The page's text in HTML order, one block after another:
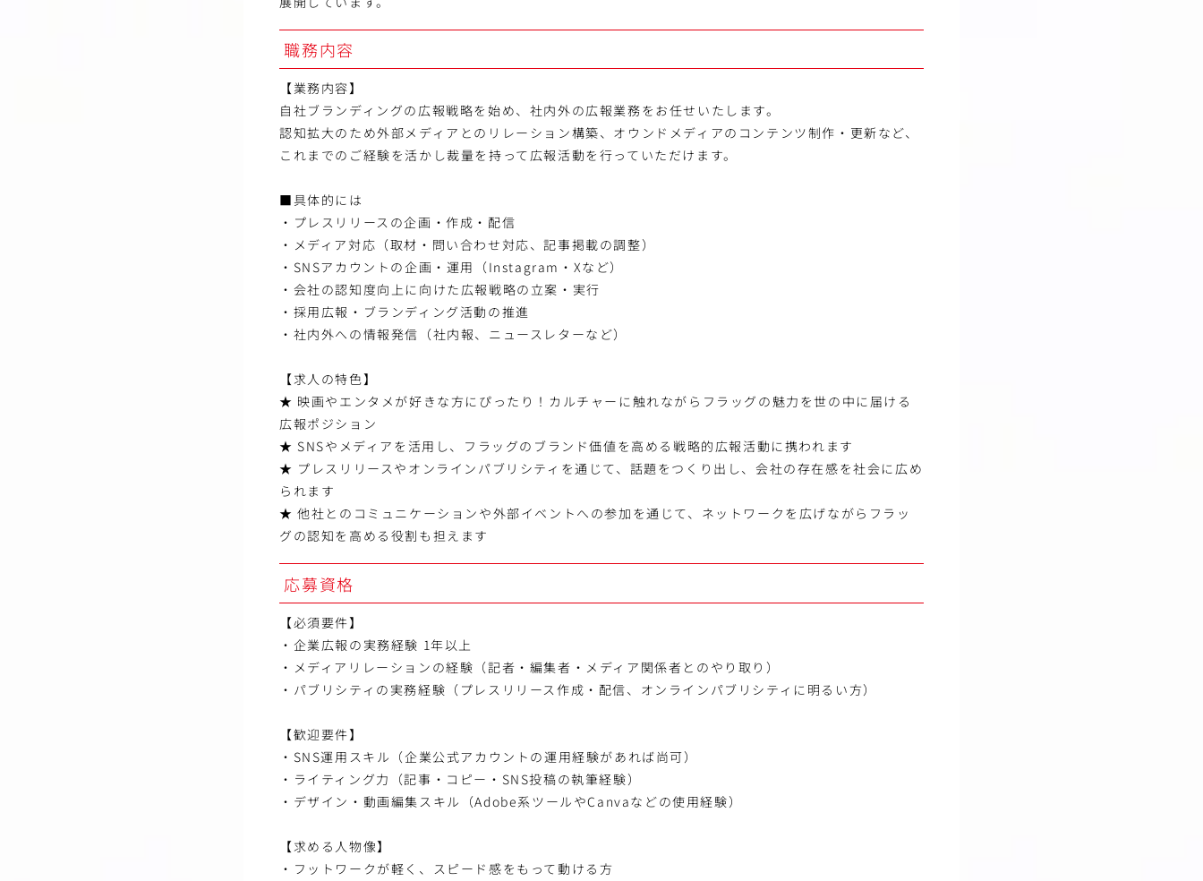
職務内容
【業務内容】
自社ブランディングの広報戦略を始め、社内外の広報業務をお任せいたします。
認知拡大のため外部メディアとのリレーション構築、オウンドメディアのコンテンツ制作・更新など、
これまでのご経験を活かし裁量を持って広報活動を行っていただけます。
■具体的には
・プレスリリースの企画・作成・配信
・メディア対応（取材・問い合わせ対応、記事掲載の調整）
・SNSアカウントの企画・運用（Instagram・Xなど）
・会社の認知度向上に向けた広報戦略の立案・実行
・採用広報・ブランディング活動の推進
・社内外への情報発信（社内報、ニュースレターなど）
【求人の特色】
★ 映画やエンタメが好きな方にぴったり！カルチャーに触れながらフラッグの魅力を世の中に届ける
広報ポジション
★ SNSやメディアを活用し、フラッグのブランド価値を高める戦略的広報活動に携われます
★ プレスリリースやオンラインパブリシティを通じて、話題をつくり出し、会社の存在感を社会に広め
られます
★ 他社とのコミュニケーションや外部イベントへの参加を通じて、ネットワークを広げながらフラッ
グの認知を高める役割も担えます
応募資格
【必須要件】
・企業広報の実務経験 1年以上
・メディアリレーションの経験（記者・編集者・メディア関係者とのやり取り）
・パブリシティの実務経験（プレスリリース作成・配信、オンラインパブリシティに明るい方）
【歓迎要件】
・SNS運用スキル（企業公式アカウントの運用経験があれば尚可）
・ライティング力（記事・コピー・SNS投稿の執筆経験）
・デザイン・動画編集スキル（Adobe系ツールやCanvaなどの使用経験）
【求める人物像】
・フットワークが軽く、スピード感をもって動ける方